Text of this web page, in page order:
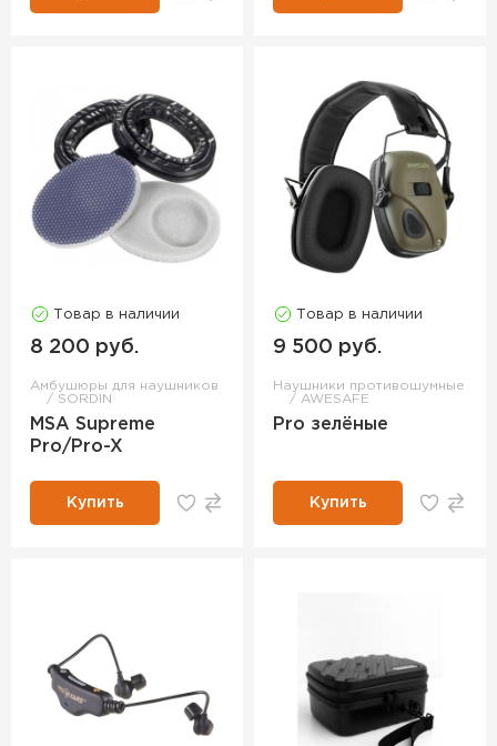
Товар в наличии
8 200 руб.
Амбушюры для наушников
SORDIN
MSA Supreme
Pro/Pro-X
Купить
Товар в наличии
9 500 руб.
Наушники противошумные
AWESAFE
Pro зелёные
Купить